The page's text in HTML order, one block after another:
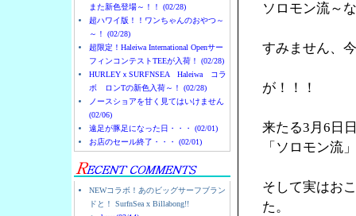
また新色登場～！！ (02/28)
超ハワイ版！！ワンちゃんのおやつ～
～！ (02/28)
超限定！Haleiwa International Openサー
フィンコンテストTEEが入荷！ (02/28)
HURLEYｘSURFNSEA Haleiwa コラ
ボ ロンTの新色入荷～！ (02/28)
ノースショアを甘く見てはいけません
(02/06)
遠足が豚足になった日・・・ (02/01)
お店のセール終了・・・ (02/01)
NEWコラボ！あのビッグサーフブラン
ドと！ SurfnSea x Billabong!!
ソロモン流～
すみません、
が！！！
来たる3月6日
「ソロモン流
そして実はお
た。